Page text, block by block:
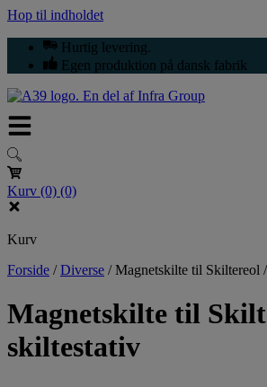
Hop til indholdet
Hurtig levering.
Egen produktion på dansk fabrik
Kurv (0) (0)
Kurv
Forside /Diverse /Magnetskilte til Skiltereol
Magnetskilte til
skiltestativ